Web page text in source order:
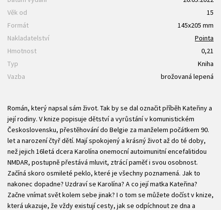
Věk od
15
Formát
145x205 mm
Nakladatelství
Pointa
Hmotnost
0,21
Typ
Kniha
Vazba
brožovaná lepená
Román, který napsal sám život. Tak by se dal označit příběh Kateřiny a
její rodiny. V knize popisuje dětství a vyrůstání v komunistickém
Československu, přestěhování do Belgie za manželem počátkem 90.
let a narození čtyř dětí. Mají spokojený a krásný život až do té doby,
než jejich 16letá dcera Karolína onemocní autoimunitní encefalitidou
NMDAR, postupně přestává mluvit, ztrácí paměť i svou osobnost.
Začíná skoro osmileté peklo, které je všechny poznamená. Jak to
nakonec dopadne? Uzdraví se Karolína? A co její matka Kateřina?
Začne vnímat svět kolem sebe jinak? I o tom se můžete dočíst v knize,
která ukazuje, že vždy existují cesty, jak se odpíchnout ze dna a